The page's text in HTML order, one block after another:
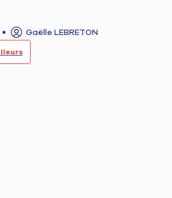
Gaëlle LEBRETON